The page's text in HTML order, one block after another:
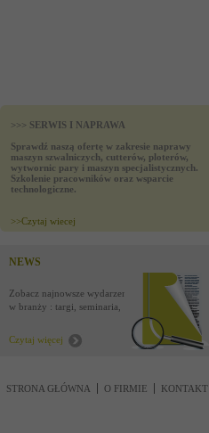
>>> SERWIS I NAPRAWA
Sprawdź naszą ofertę w zakresie naprawy
maszyn szwalniczych, cutterów, ploterów,
wytwornic pary i maszyn specjalistycznych.
Szkolenie pracowników oraz wsparcie
technologiczne.
>>Czytaj wiecej
NEWS
Zobacz najnowsze wydarzenia
w branży : targi, seminaria,
Czytaj więcej
STRONA GŁÓWNA O FIRMIE KONTAKT